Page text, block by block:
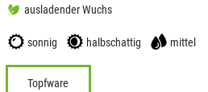
ausladender Wuchs
sonnig halbschattig mittel
Topfware